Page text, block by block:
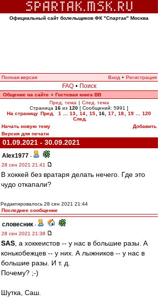
Официальный сайт болельщиков ФК "Спартак" Москва
Полная версия Вход • Регистрация
FAQ • Поиск
Общение на сайте » Гостевая книга ВВ
Пред. тема | След. тема
Страница 16 из 120 [ Сообщений: 5991 ]
На страницу Пред. 1 13 14 15 16 17 18 19
120
След.
Начать новую тему
Добавить
Версия для печати
01.09.2021 - 30.09.2021
Alex1977 -
28 сен 2021 21:41
В хоккей без вратаря делать нечего. Где это
чудо откапали?
Редактировалось 28 сен 2021 21:44
Последнее сообщение
словесник -
28 сен 2021 21:38
SAS , а хоккеистов -- у нас в большие разы. А
конькобежцев -- у них. А лыжников -- у нас в
большие разы. И т. д.
Почему? ;-)
Шутка, Саш.